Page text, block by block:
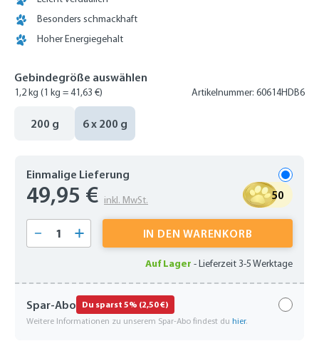
Besonders schmackhaft
Hoher Energiegehalt
Gebindegröße auswählen
1,2 kg (1 kg = 41,63 €) Artikelnummer: 60614HDB6
200 g 6 x 200 g
Einmalige Lieferung
49,95 € inkl. MwSt. 50
Produkt Anzahl: Gib den gewünschten
IN DEN WARENKORB
Auf Lager -Lieferzeit 3-5 Werktage
Spar-Abo Du sparst 5% (2,50 €)
Weitere Informationen zu unserem Spar-Abo findest du hier.